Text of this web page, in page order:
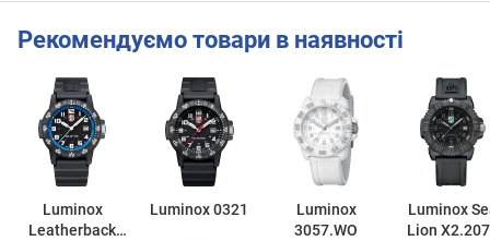
Рекомендуємо товари в наявності
Luminox
Leatherback
Luminox 0321
Luminox
3057.WO
Luminox
Lion